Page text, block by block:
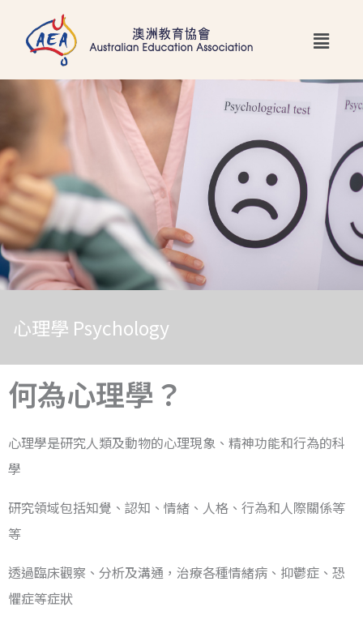
容
Main
心理學 Psychology
何為心理學？
心理學是研究人類及動物的心理現象、精神功能和行為的科
學
研究領域包括知覺、認知、情緒、人格、行為和人際關係等
等
透過臨床觀察、分析及溝通，治療各種情緒病、抑鬱症、恐
懼症等症狀